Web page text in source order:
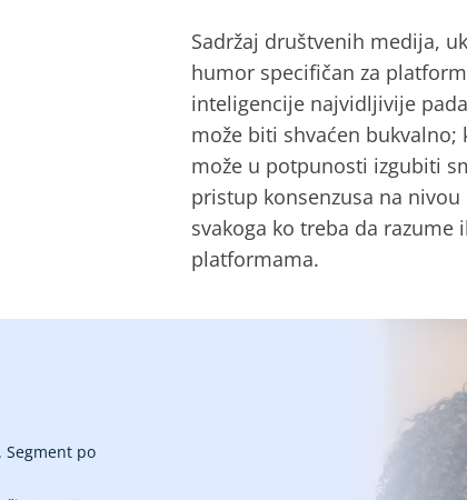
Sadržaj društvenih medija,
humor specifičan za
inteligencije najvidljivije
može biti shvaćen
može u potpunosti izgubiti
pristup konsenzusa na
svakoga ko treba da
platformama.
Segment po